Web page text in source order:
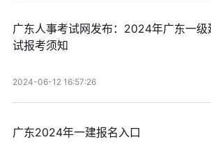
广东人事考试网发布：2024年广东一级
试报考须知
2024-06-12 16:57:26
广东2024年一建报名入口